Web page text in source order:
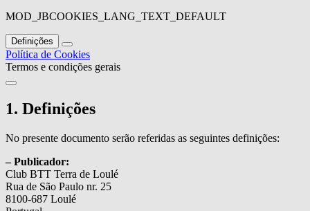
MOD_JBCOOKIES_LANG_TEXT_DEFAULT
Definições
Política de Cookies
Termos e condições gerais
1. Definições
No presente documento serão referidas as seguintes definições:
– Publicador:
Club BTT Terra de Loulé
Rua de São Paulo nr. 25
8100-687 Loulé